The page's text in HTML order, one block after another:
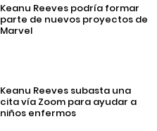
Keanu Reeves podría formar
parte de nuevos proyectos de
Marvel
Keanu Reeves subasta una
cita vía Zoom para ayudar a
niños enfermos